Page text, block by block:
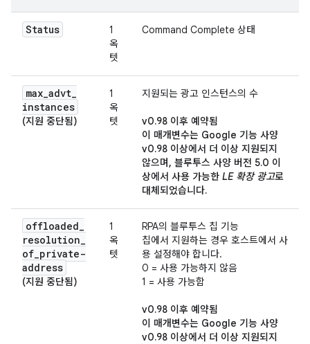
Status
1
옥
텟
Command Complete 상태
max_advt_
instances
(지원 중단됨)
1
옥
텟
지원되는 광고 인스턴스의 수
v0.98 이후 예약됨
이 매개변수는 Google 기능 사양
v0.98 이상에서 더 이상 지원되지
않으며, 블루투스 사양 버전 5.0 이
상에서 사용 가능한 LE 확장 광고로
대체되었습니다.
offloaded_
resolution_
of_private-
address
(지원 중단됨)
1
옥
텟
RPA의 블루투스 칩 기능
칩에서 지원하는 경우 호스트에서 사
용 설정해야 합니다.
0 = 사용 가능하지 않음
1 = 사용 가능함
v0.98 이후 예약됨
이 매개변수는 Google 기능 사양
v0.98 이상에서 더 이상 지원되지